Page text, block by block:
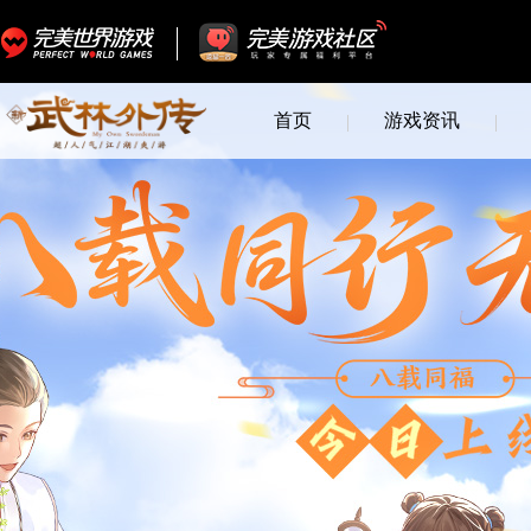
首页 游戏资讯